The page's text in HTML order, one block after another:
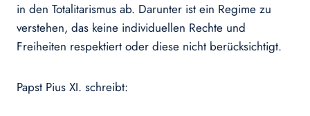
in den Totalitarismus ab. Darunter ist ein Regime zu
verstehen, das keine individuellen Rechte und
Freiheiten respektiert oder diese nicht berücksichtigt.
Papst Pius XI. schreibt: